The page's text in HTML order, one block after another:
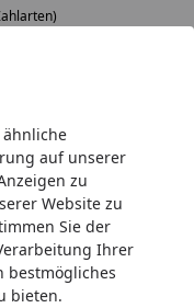
ähnliche
auf unserer
zu
Website zu
Sie der
Ihrer
bestmögliches
bieten.
EGG Nest